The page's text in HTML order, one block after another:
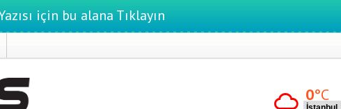
için bu alana Tıklayın
0°C